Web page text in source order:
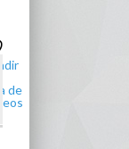
de